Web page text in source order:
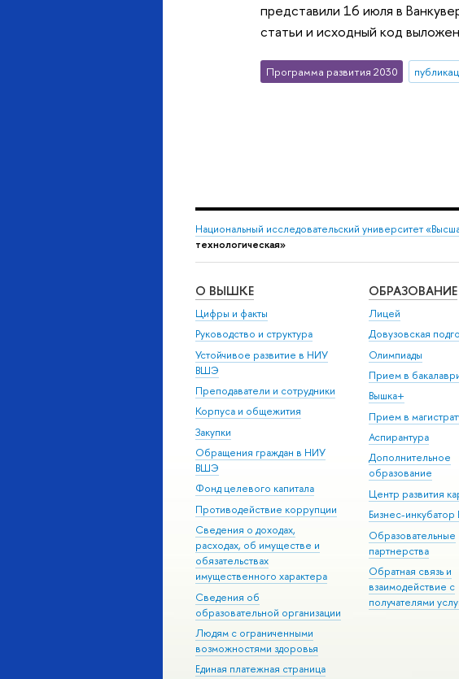
представили 16 июля в
статьи и исходный код
Программа развития 2030
Национальный исследовательский университет
технологическая»
О ВЫШКЕ
Цифры и факты
Руководство и структура
Устойчивое развитие в НИУ
ВШЭ
Преподаватели и сотрудники
Корпуса и общежития
Закупки
Обращения граждан в НИУ
ВШЭ
Фонд целевого капитала
Противодействие коррупции
Сведения о доходах,
расходах, об имуществе и
обязательствах
имущественного характера
Сведения об
образовательной организации
Людям с ограниченными
возможностями здоровья
Единая платежная страница
ОБРАЗОВАНИЕ
Лицей
Довузовская
Олимпиады
Прием в
Вышка+
Прием в
Аспирантура
Дополнительное
образование
Центр развития
Бизнес-
Образовательные
партнерства
Обратная связь и
взаимодействие с
получателями